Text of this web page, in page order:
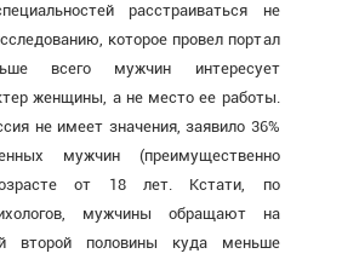
расстраиваться не
, которое провел портал
всего мужчин интересует
женщины, а не место ее работы.
не имеет значения, заявило 36%
мужчин (преимущественно
от 18 лет. Кстати, по
мужчины обращают на
второй половины куда меньше